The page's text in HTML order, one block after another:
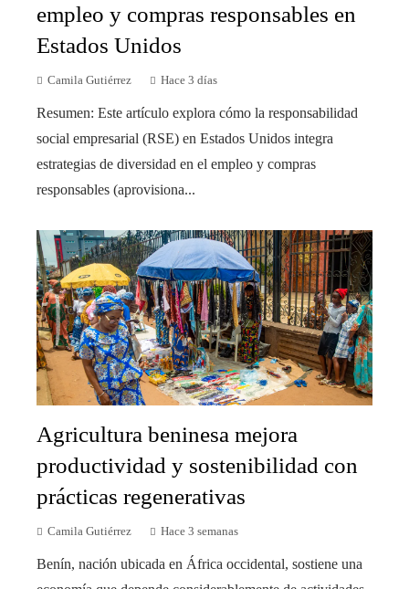
empleo y compras responsables en
Estados Unidos
Camila Gutiérrez Hace 3 días
Resumen: Este artículo explora cómo la responsabilidad
social empresarial (RSE) en Estados Unidos integra
estrategias de diversidad en el empleo y compras
responsables (aprovisiona...
Agricultura beninesa mejora
productividad y sostenibilidad con
prácticas regenerativas
Camila Gutiérrez Hace 3 semanas
Benín, nación ubicada en África occidental, sostiene una